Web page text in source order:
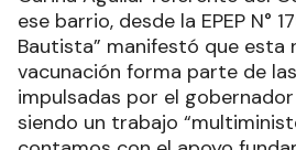
ese barrio, desde la EPEP N°
Bautista” manifestó que esta
vacunación forma parte de
impulsadas por el
siendo un trabajo